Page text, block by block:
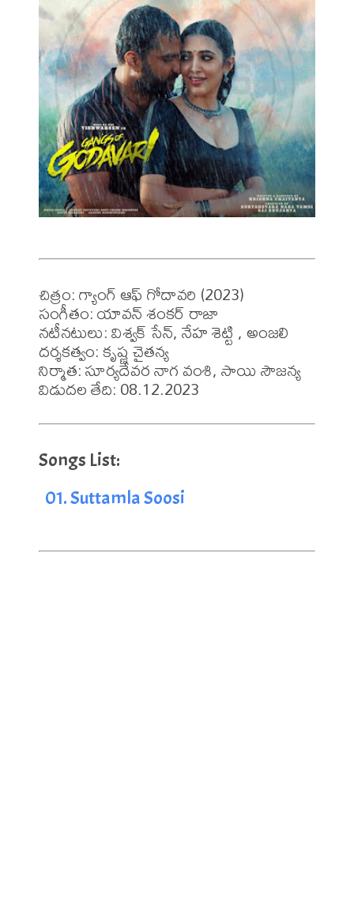
చిత్రం: గ్యాంగ్ ఆఫ్ గోదావరి (2023)
సంగీతం: యావన్ శంకర్ రాజా
నటీనటులు: విశ్వక్ సేన్, నేహ శెట్టి , అంజలి
దర్శకత్వం: కృష్ణ చైతన్య
నిర్మాత: సూర్యదేవర నాగ వంశి, సాయి సౌజన్య
విడుదల తేది: 08.12.2023
01. Suttamla Soosi